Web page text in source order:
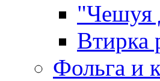
"Чешуя
Втирка
Фольга и